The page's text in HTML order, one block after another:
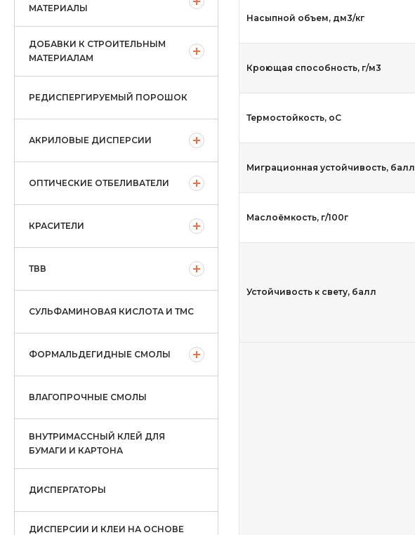
МАТЕРИАЛЫ
ДОБАВКИ К СТРОИТЕЛЬНЫМ
МАТЕРИАЛАМ
РЕДИСПЕРГИРУЕМЫЙ ПОРОШОК
АКРИЛОВЫЕ ДИСПЕРСИИ
ОПТИЧЕСКИЕ ОТБЕЛИВАТЕЛИ
КРАСИТЕЛИ
ТВВ
СУЛЬФАМИНОВАЯ КИСЛОТА И ТМС
ФОРМАЛЬДЕГИДНЫЕ СМОЛЫ
ВЛАГОПРОЧНЫЕ СМОЛЫ
ВНУТРИМАССНЫЙ КЛЕЙ ДЛЯ
БУМАГИ И КАРТОНА
ДИСПЕРГАТОРЫ
ДИСПЕРСИИ И КЛЕИ НА ОСНОВЕ
Насыпной объем, дм3/кг
Кроющая способность, г/м3
Термостойкость, оС
Миграционная устойчивость, балл
Маслоёмкость, г/100г
Устойчивость к свету, балл